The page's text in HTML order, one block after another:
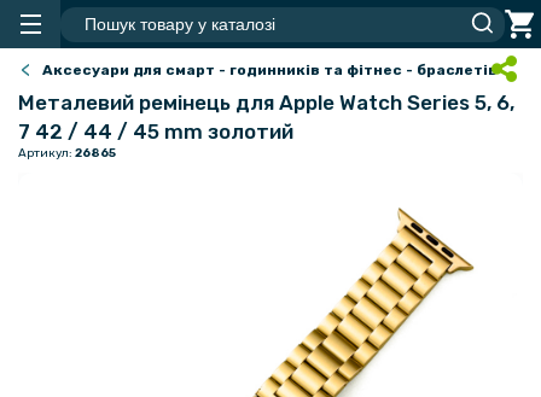
Аксесуари для смарт - годинників та фітнес - браслетів
Металевий ремінець для Apple Watch Series 5, 6,
7 42 / 44 / 45 mm золотий
Артикул: 26865